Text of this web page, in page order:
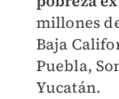
millones
Baja
Puebla,
Yucatán.